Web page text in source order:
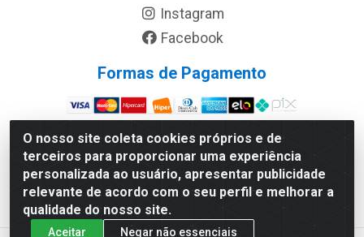
O nosso site coleta cookies próprios e de
terceiros para proporcionar uma experiência
personalizada ao usuário, apresentar publicidade
relevante de acordo com o seu perfil e melhorar a
qualidade do nosso site.
Aceitar Negar não essenciais
Instagram
Facebook
Formas de Pagamento
Site Seguro